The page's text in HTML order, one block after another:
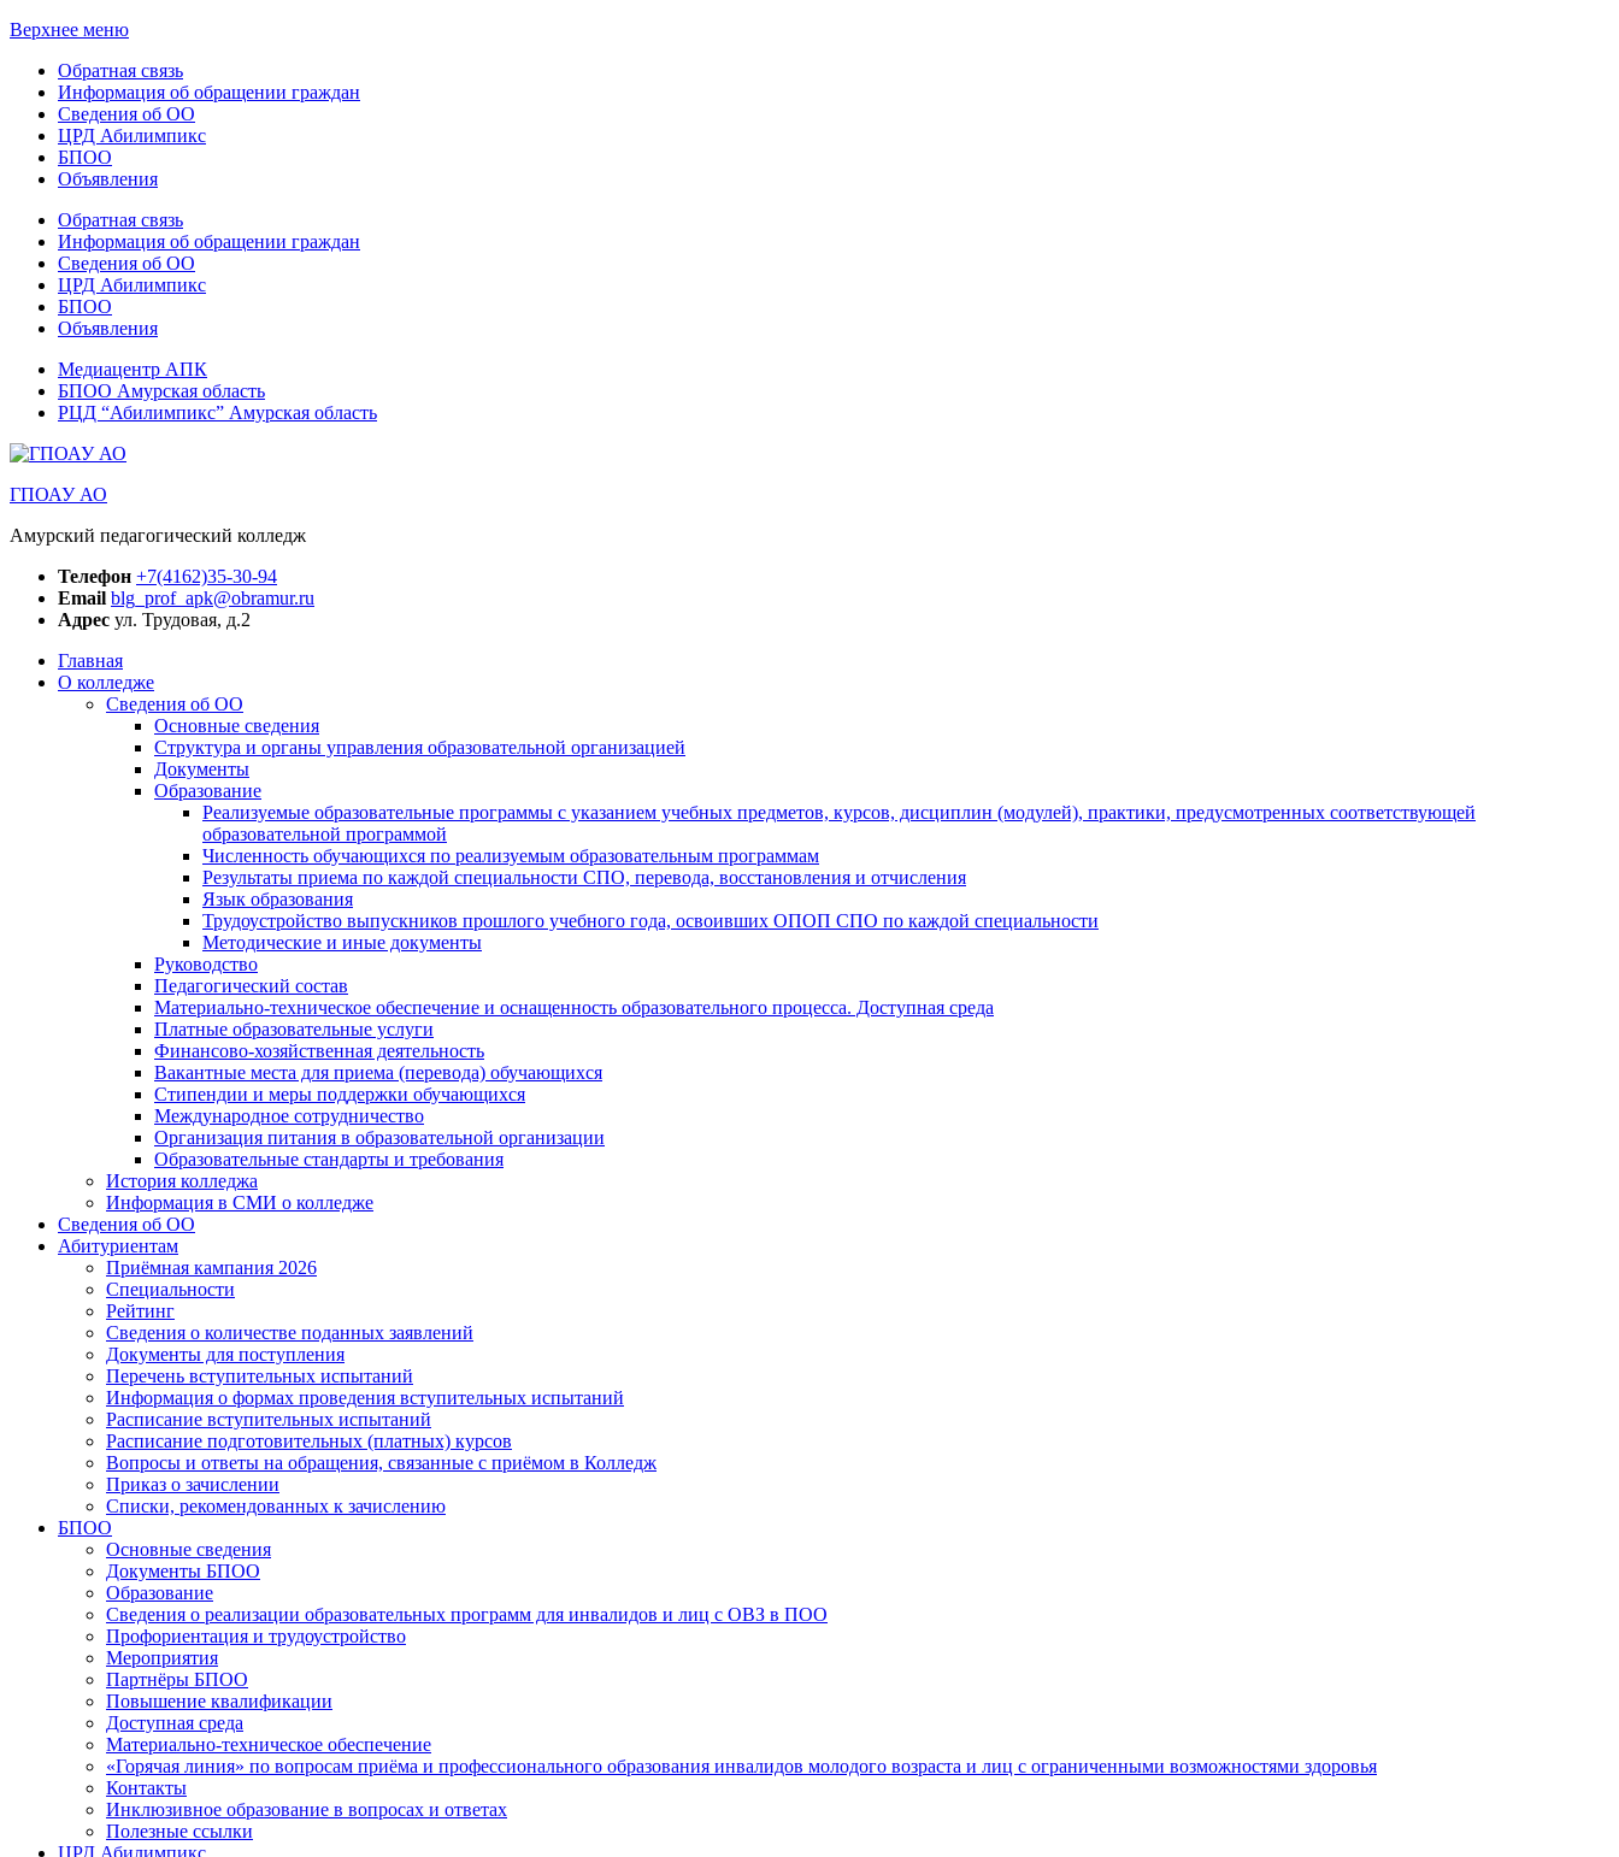
Верхнее меню
Обратная связь
Информация об обращении граждан
Сведения об ОО
ЦРД Абилимпикс
БПОО
Объявления
Обратная связь
Информация об обращении граждан
Сведения об ОО
ЦРД Абилимпикс
БПОО
Объявления
Медиацентр АПК
БПОО Амурская область
РЦД “Абилимпикс” Амурская область
ГПОАУ АО
Амурский педагогический колледж
Телефон +7(4162)35-30-94
Email blg_prof_apk@obramur.ru
Адрес ул. Трудовая, д.2
Главная
О колледже
Сведения об ОО
Основные сведения
Структура и органы управления образовательной организацией
Документы
Образование
Реализуемые образовательные программы с указанием учебных предметов, курсов, дисциплин (модулей), практики, предусмотренных соответствующей
образовательной программой
Численность обучающихся по реализуемым образовательным программам
Результаты приема по каждой специальности СПО, перевода, восстановления и отчисления
Язык образования
Трудоустройство выпускников прошлого учебного года, освоивших ОПОП СПО по каждой специальности
Методические и иные документы
Руководство
Педагогический состав
Материально-техническое обеспечение и оснащенность образовательного процесса. Доступная среда
Платные образовательные услуги
Финансово-хозяйственная деятельность
Вакантные места для приема (перевода) обучающихся
Стипендии и меры поддержки обучающихся
Международное сотрудничество
Организация питания в образовательной организации
Образовательные стандарты и требования
История колледжа
Информация в СМИ о колледже
Сведения об ОО
Абитуриентам
Приёмная кампания 2026
Специальности
Рейтинг
Сведения о количестве поданных заявлений
Документы для поступления
Перечень вступительных испытаний
Информация о формах проведения вступительных испытаний
Расписание вступительных испытаний
Расписание подготовительных (платных) курсов
Вопросы и ответы на обращения, связанные с приёмом в Колледж
Приказ о зачислении
Списки, рекомендованных к зачислению
БПОО
Основные сведения
Документы БПОО
Образование
Сведения о реализации образовательных программ для инвалидов и лиц с ОВЗ в ПОО
Профориентация и трудоустройство
Мероприятия
Партнёры БПОО
Повышение квалификации
Доступная среда
Материально-техническое обеспечение
«Горячая линия» по вопросам приёма и профессионального образования инвалидов молодого возраста и лиц с ограниченными возможностями здоровья
Контакты
Инклюзивное образование в вопросах и ответах
Полезные ссылки
ЦРД Абилимпикс